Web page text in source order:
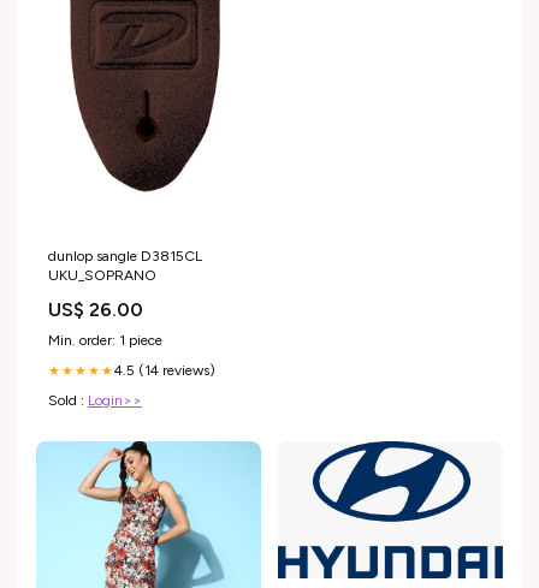
dunlop sangle D3815CL
UKU_SOPRANO
US$ 26.00
Min. order: 1 piece
★★★★★4.5 (14 reviews)
Sold : Login>>